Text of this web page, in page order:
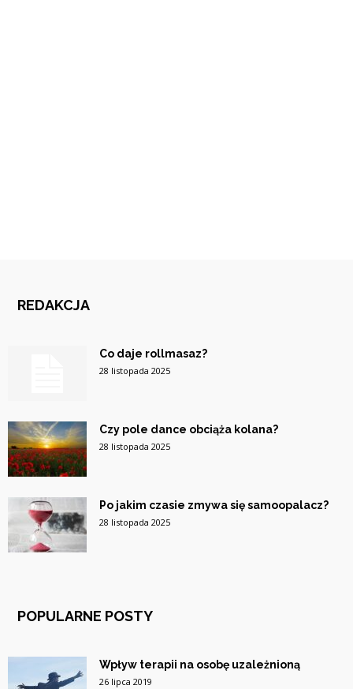
REDAKCJA
Co daje rollmasaz?
28 listopada 2025
Czy pole dance obciąża kolana?
28 listopada 2025
Po jakim czasie zmywa się samoopalacz?
28 listopada 2025
POPULARNE POSTY
Wpływ terapii na osobę uzależnioną
26 lipca 2019